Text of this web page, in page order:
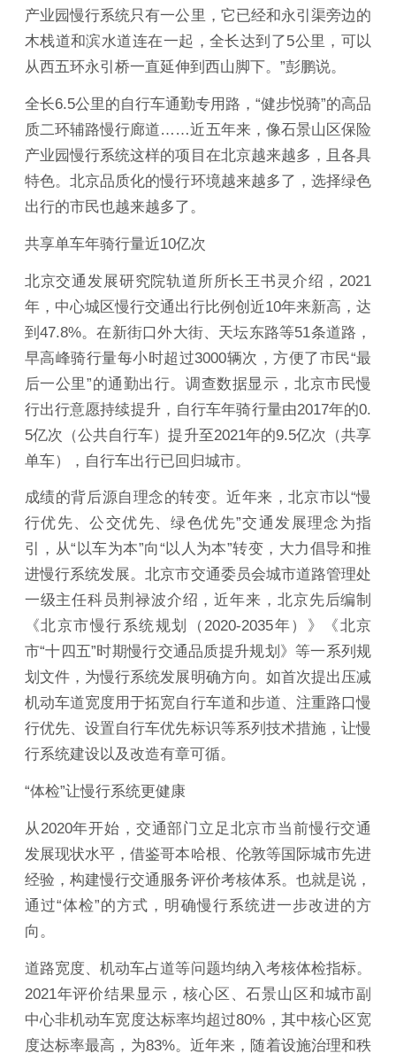
产业园慢行系统只有一公里，它已经和永引渠旁边的
木栈道和滨水道连在一起，全长达到了5公里，可以
从西五环永引桥一直延伸到西山脚下。”彭鹏说。
全长6.5公里的自行车通勤专用路，“健步悦骑”的高品
质二环辅路慢行廊道……近五年来，像石景山区保险
产业园慢行系统这样的项目在北京越来越多，且各具
特色。北京品质化的慢行环境越来越多了，选择绿色
出行的市民也越来越多了。
共享单车年骑行量近10亿次
北京交通发展研究院轨道所所长王书灵介绍，2021
年，中心城区慢行交通出行比例创近10年来新高，达
到47.8%。在新街口外大街、天坛东路等51条道路，
早高峰骑行量每小时超过3000辆次，方便了市民“最
后一公里”的通勤出行。调查数据显示，北京市民慢
行出行意愿持续提升，自行车年骑行量由2017年的0.
5亿次（公共自行车）提升至2021年的9.5亿次（共享
单车），自行车出行已回归城市。
成绩的背后源自理念的转变。近年来，北京市以“慢
行优先、公交优先、绿色优先”交通发展理念为指
引，从“以车为本”向“以人为本”转变，大力倡导和推
进慢行系统发展。北京市交通委员会城市道路管理处
一级主任科员荆禄波介绍，近年来，北京先后编制
《北京市慢行系统规划（2020-2035年）》《北京
市“十四五”时期慢行交通品质提升规划》等一系列规
划文件，为慢行系统发展明确方向。如首次提出压减
机动车道宽度用于拓宽自行车道和步道、注重路口慢
行优先、设置自行车优先标识等系列技术措施，让慢
行系统建设以及改造有章可循。
“体检”让慢行系统更健康
从2020年开始，交通部门立足北京市当前慢行交通
发展现状水平，借鉴哥本哈根、伦敦等国际城市先进
经验，构建慢行交通服务评价考核体系。也就是说，
通过“体检”的方式，明确慢行系统进一步改进的方
向。
道路宽度、机动车占道等问题均纳入考核体检指标。
2021年评价结果显示，核心区、石景山区和城市副
中心非机动车宽度达标率均超过80%，其中核心区宽
度达标率最高，为83%。近年来，随着设施治理和秩